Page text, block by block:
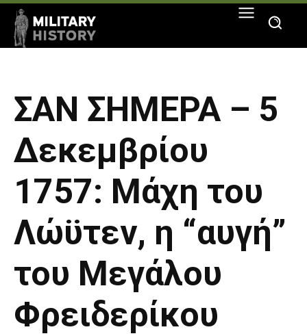
ΣΑΝ ΣΗΜΕΡΑ – 5
Δεκεμβρίου
1757: Μάχη του
Λώϋτεν, η “αυγή”
του Μεγάλου
Φρειδερίκου